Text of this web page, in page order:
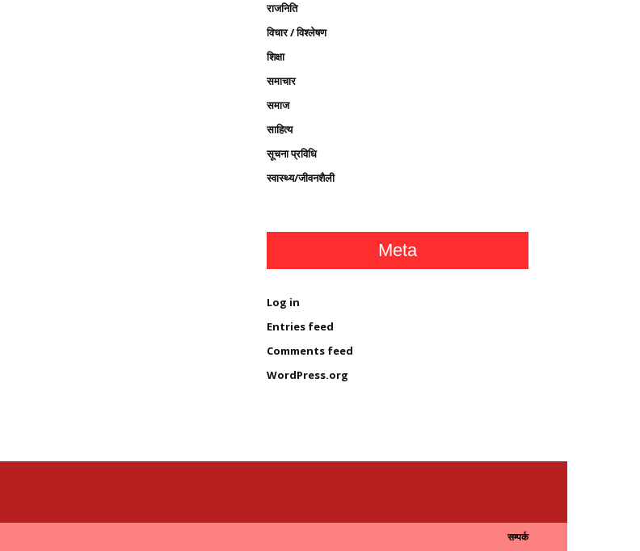
राजनिति
विचार / विश्लेषण
शिक्षा
समाचार
समाज
साहित्य
सूचना प्रविधि
स्वास्थ्य/जीवनशैली
Meta
Log in
Entries feed
Comments feed
WordPress.org
सम्पर्क